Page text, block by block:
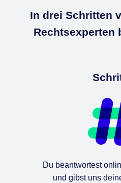
In drei Schritten
Rechtsexperten
Du beantwortest
und gibst uns